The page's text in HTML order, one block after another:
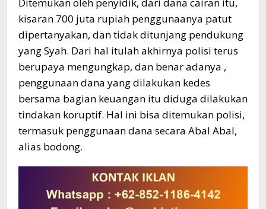
kisaran 700 juta rupiah penggunaanya patut
dipertanyakan, dan tidak ditunjang pendukung
yang Syah. Dari hal itulah akhirnya polisi terus
berupaya mengungkap, dan benar adanya ,
penggunaan dana yang dilakukan kedes
bersama bagian keuangan itu diduga dilakukan
tindakan koruptif. Hal ini bisa ditemukan polisi,
termasuk penggunaan dana secara Abal Abal,
alias bodong.